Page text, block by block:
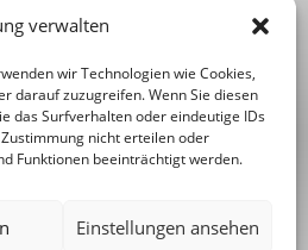
verwalten
wir Technologien wie Cookies,
darauf zuzugreifen. Wenn Sie diesen
das Surfverhalten oder eindeutige IDs
nicht erteilen oder
Funktionen beeinträchtigt werden.
Einstellungen ansehen